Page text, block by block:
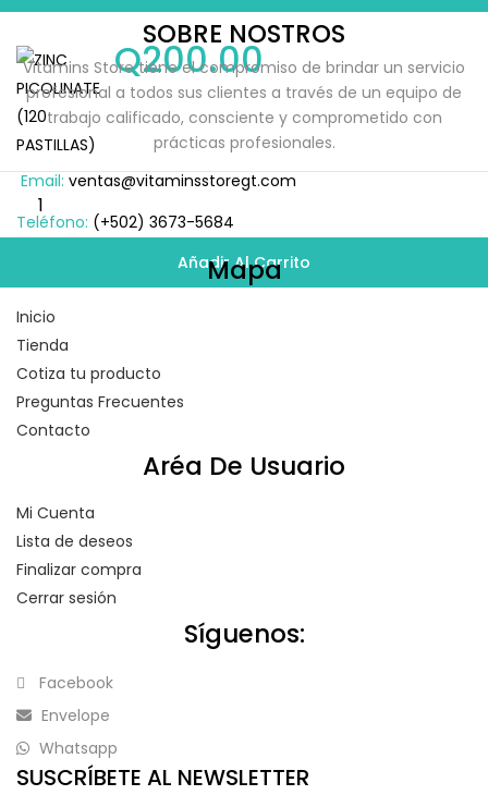
Q200.00
Añadir Al Carrito
SOBRE NOSTROS
Vitamins Store tiene el compromiso de brindar un servicio
profesional a todos sus clientes a través de un equipo de
trabajo calificado, consciente y comprometido con
prácticas profesionales.
Email: ventas@vitaminsstoregt.com
Teléfono: (+502) 3673-5684
Mapa
Inicio
Tienda
Cotiza tu producto
Preguntas Frecuentes
Contacto
Aréa De Usuario
Mi Cuenta
Lista de deseos
Finalizar compra
Cerrar sesión
Síguenos:
Facebook
Envelope
Whatsapp
SUSCRÍBETE AL NEWSLETTER